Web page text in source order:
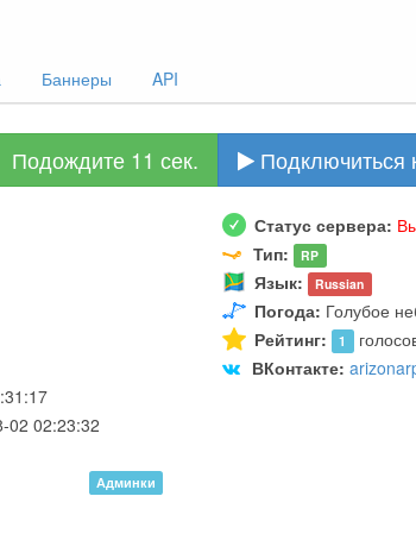
Баннеры API
Подождите 10 сек. Подключиться
Статус сервера:
Тип: RP
Язык: Russian
Погода: Голубое
Рейтинг: 1
ВКонтакте:
02 02:23:32
Админки